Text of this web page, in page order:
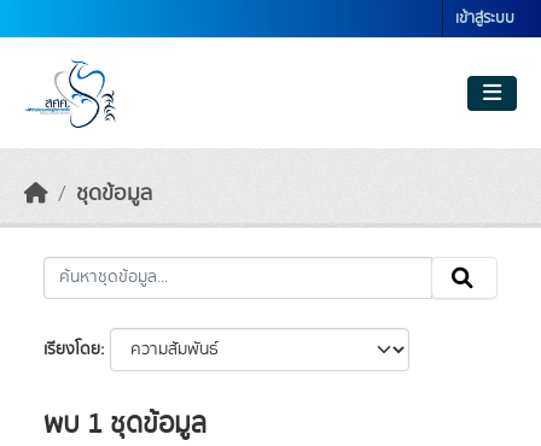
เข้าสู่ระบบ
ชุดข้อมูล
เรียงโดย
พบ 1 ชุดข้อมูล